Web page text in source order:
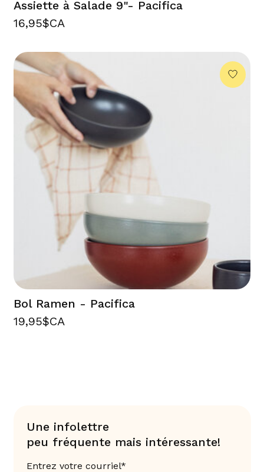
Assiette à Salade 9"- Pacifica
16,95$CA
Bol Ramen - Pacifica
19,95$CA
Une infolettre
peu fréquente mais intéressante!
Entrez votre courriel*